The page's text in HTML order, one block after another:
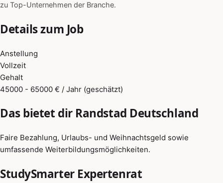
zu Top-Unternehmen der Branche.
Details zum Job
Anstellung
Vollzeit
Gehalt
45000 - 65000 € / Jahr (geschätzt)
Das bietet dir Randstad Deutschland
Faire Bezahlung, Urlaubs- und Weihnachtsgeld sowie
umfassende Weiterbildungsmöglichkeiten.
StudySmarter Expertenrat